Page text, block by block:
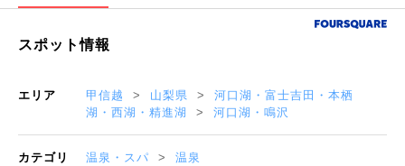
スポット情報
エリア 甲信越 山梨県
河口湖・富士吉田・本栖
湖・西湖・精進湖
河口湖・鳴沢
カテゴリ 温泉・スパ 温泉